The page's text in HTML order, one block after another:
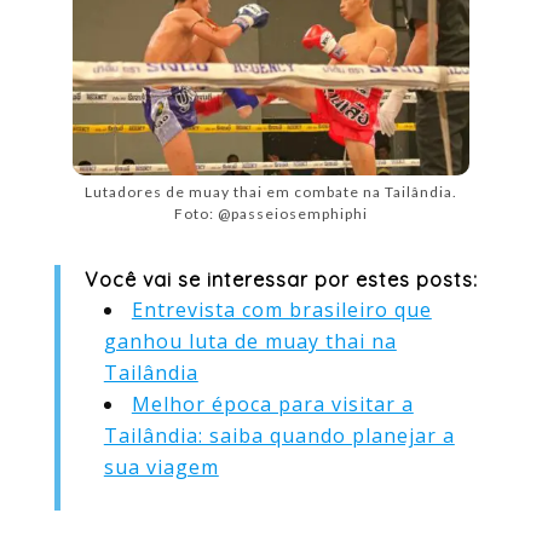
Lutadores de muay thai em combate na Tailândia.
Foto: @passeiosemphiphi
Você vai se interessar por estes posts:
Entrevista com brasileiro que
ganhou luta de muay thai na
Tailândia
Melhor época para visitar a
Tailândia: saiba quando planejar a
sua viagem